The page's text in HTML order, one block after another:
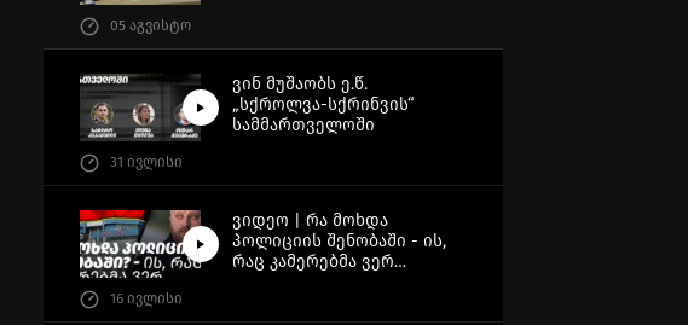
05 აგვისტო
ვინ მუშაობს ე.წ.
„სქროლვა-სქრინვის“
სამმართველოში
31 ივლისი
ვიდეო | რა მოხდა
პოლიციის შენობაში - ის,
რაც კამერებმა ვერ
16 ივლისი